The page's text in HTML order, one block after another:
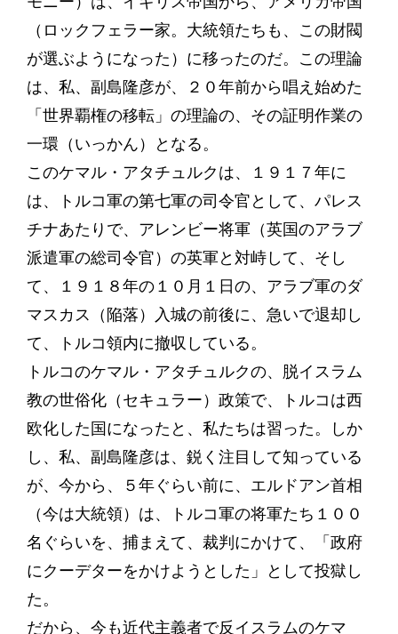
（ロックフェラー家。大統領たちも、この財閥
が選ぶようになった）に移ったのだ。この理論
は、私、副島隆彦が、２０年前から唱え始めた
「世界覇権の移転」の理論の、その証明作業の
一環（いっかん）となる。
このケマル・アタチュルクは、１９１７年に
は、トルコ軍の第七軍の司令官として、パレス
チナあたりで、アレンビー将軍（英国のアラブ
派遣軍の総司令官）の英軍と対峙して、そし
て、１９１８年の１０月１日の、アラブ軍のダ
マスカス（陥落）入城の前後に、急いで退却し
て、トルコ領内に撤収している。
トルコのケマル・アタチュルクの、脱イスラム
教の世俗化（セキュラー）政策で、トルコは西
欧化した国になったと、私たちは習った。しか
し、私、副島隆彦は、鋭く注目して知っている
が、今から、５年ぐらい前に、エルドアン首相
（今は大統領）は、トルコ軍の将軍たち１００
名ぐらいを、捕まえて、裁判にかけて、「政府
にクーデターをかけようとした」として投獄し
た。
だから、今も近代主義者で反イスラムのケマ